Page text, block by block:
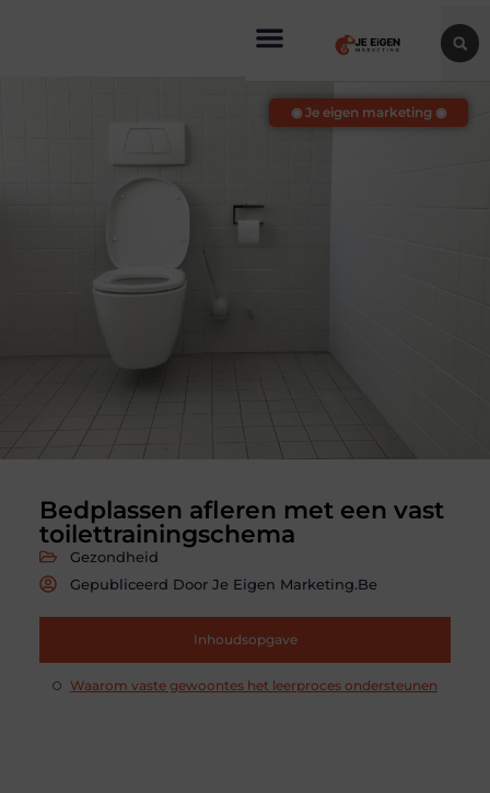
Bedplassen afleren met een vast
toilettrainingschema
Gezondheid
Gepubliceerd Door Je Eigen Marketing.be
Inhoudsopgave
Waarom vaste gewoontes het leerproces ondersteunen
◉ Je eigen marketing ◉